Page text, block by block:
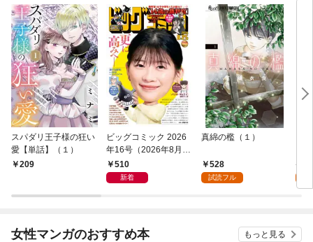
スパダリ王子様の狂い
愛【単話】（１）
209
ビッグコミック 2026
年16号（2026年8月7
日発売）
510
新着
真綿の檻（１）
528
試読フル
女性マンガのおすすめ本 もっと見る